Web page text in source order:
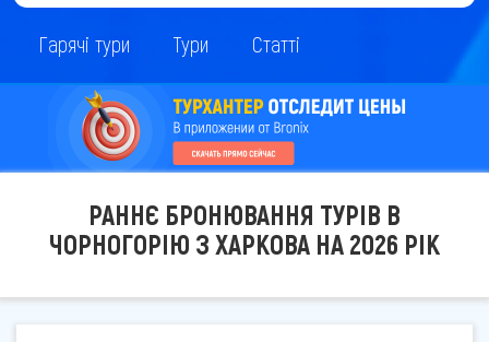
Гарячі тури Тури Статті
РАННЄ БРОНЮВАННЯ ТУРІВ В
ЧОРНОГОРІЮ З ХАРКОВА НА 2026 РІК